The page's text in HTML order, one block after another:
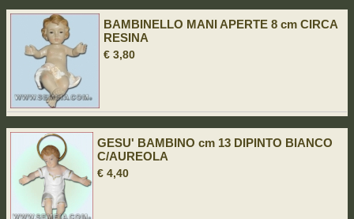
BAMBINELLO MANI APERTE 8 cm CIRCA
RESINA
€ 3,80
GESU' BAMBINO cm 13 DIPINTO BIANCO
C/AUREOLA
€ 4,40